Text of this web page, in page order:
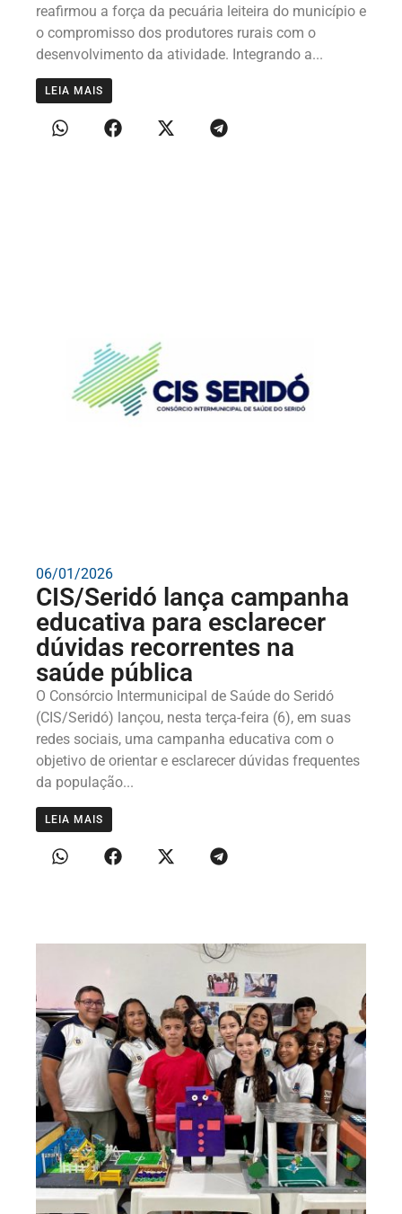
reafirmou a força da pecuária leiteira do município e
o compromisso dos produtores rurais com o
desenvolvimento da atividade. Integrando a...
LEIA MAIS
06/01/2026
CIS/Seridó lança campanha
educativa para esclarecer
dúvidas recorrentes na
saúde pública
O Consórcio Intermunicipal de Saúde do Seridó
(CIS/Seridó) lançou, nesta terça-feira (6), em suas
redes sociais, uma campanha educativa com o
objetivo de orientar e esclarecer dúvidas frequentes
da população...
LEIA MAIS